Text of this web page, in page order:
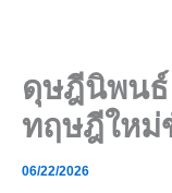
ดุษฎีนิพนธ์
ทฤษฎีใหม่
06/22/2026